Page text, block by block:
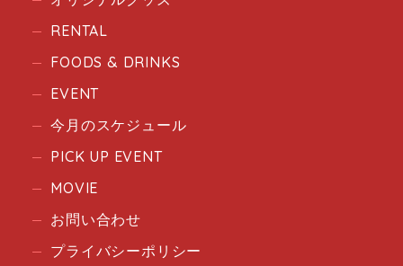
RENTAL
FOODS & DRINKS
EVENT
今月のスケジュール
PICK UP EVENT
MOVIE
お問い合わせ
プライバシーポリシー